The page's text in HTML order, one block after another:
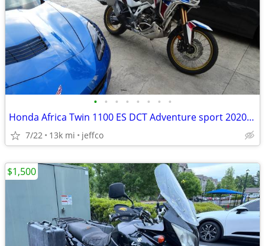
• • • • • • • •
Honda Africa Twin 1100 ES DCT Adventure sport 2020 model year
7/22 13k mi jeffco
$1,500